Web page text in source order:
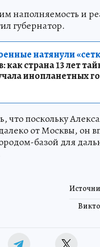
наполняемость и
губернатор.
натянули
страна 13 лет
инопланетных
что поскольку
от Москвы, он
базой для